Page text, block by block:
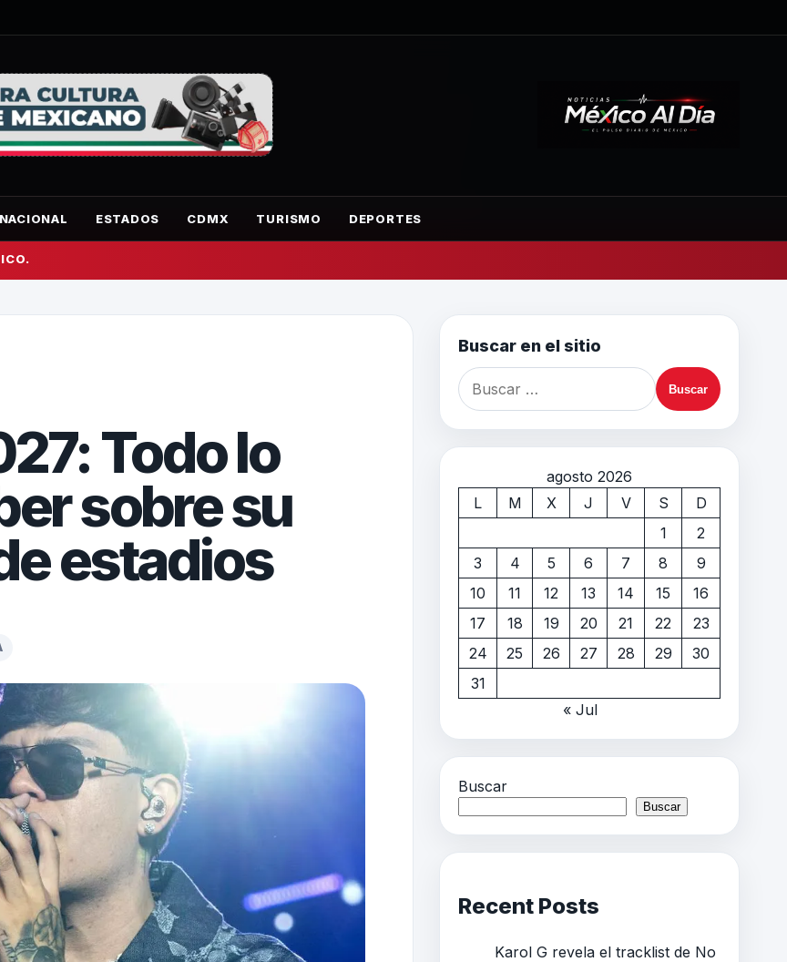
NACIONAL ESTADOS CDMX TURISMO DEPORTES
Todo lo
sobre su
estadios
Buscar en el sitio
agosto 2026
L
M X J V S
D
1
2
3
4 5 6 7 8
9
10
11 12 13 14 15
16
17
18 19 20 21 22
23
24
25 26 27 28 29
30
31
« Jul
Buscar
Buscar
Recent Posts
Karol G revela el tracklist de No